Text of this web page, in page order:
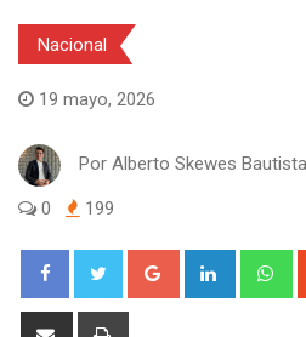
Nacional
19 mayo, 2026
Por Alberto Skewes Bautista
0 199
Google+ LinkedIn
Share